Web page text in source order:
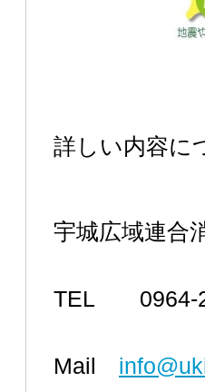
詳しい内容に
宇城広域連合
TEL 0964-
Mail